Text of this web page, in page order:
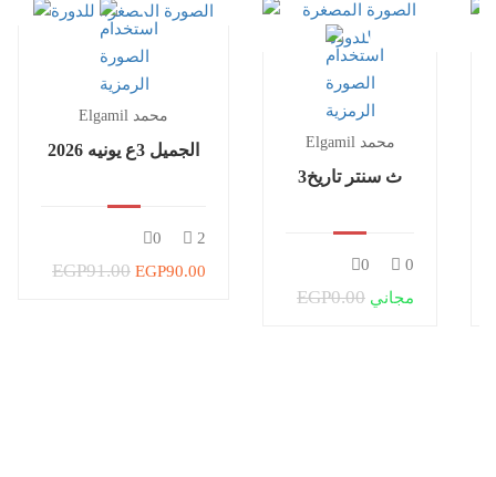
Elgamil محمد
الجميل 3ع يونيه 2026
2
0
EGP91.00 EGP90.00
Elgamil محمد
3ث سنتر تاريخ
0
0
EGP0.00 مجاني